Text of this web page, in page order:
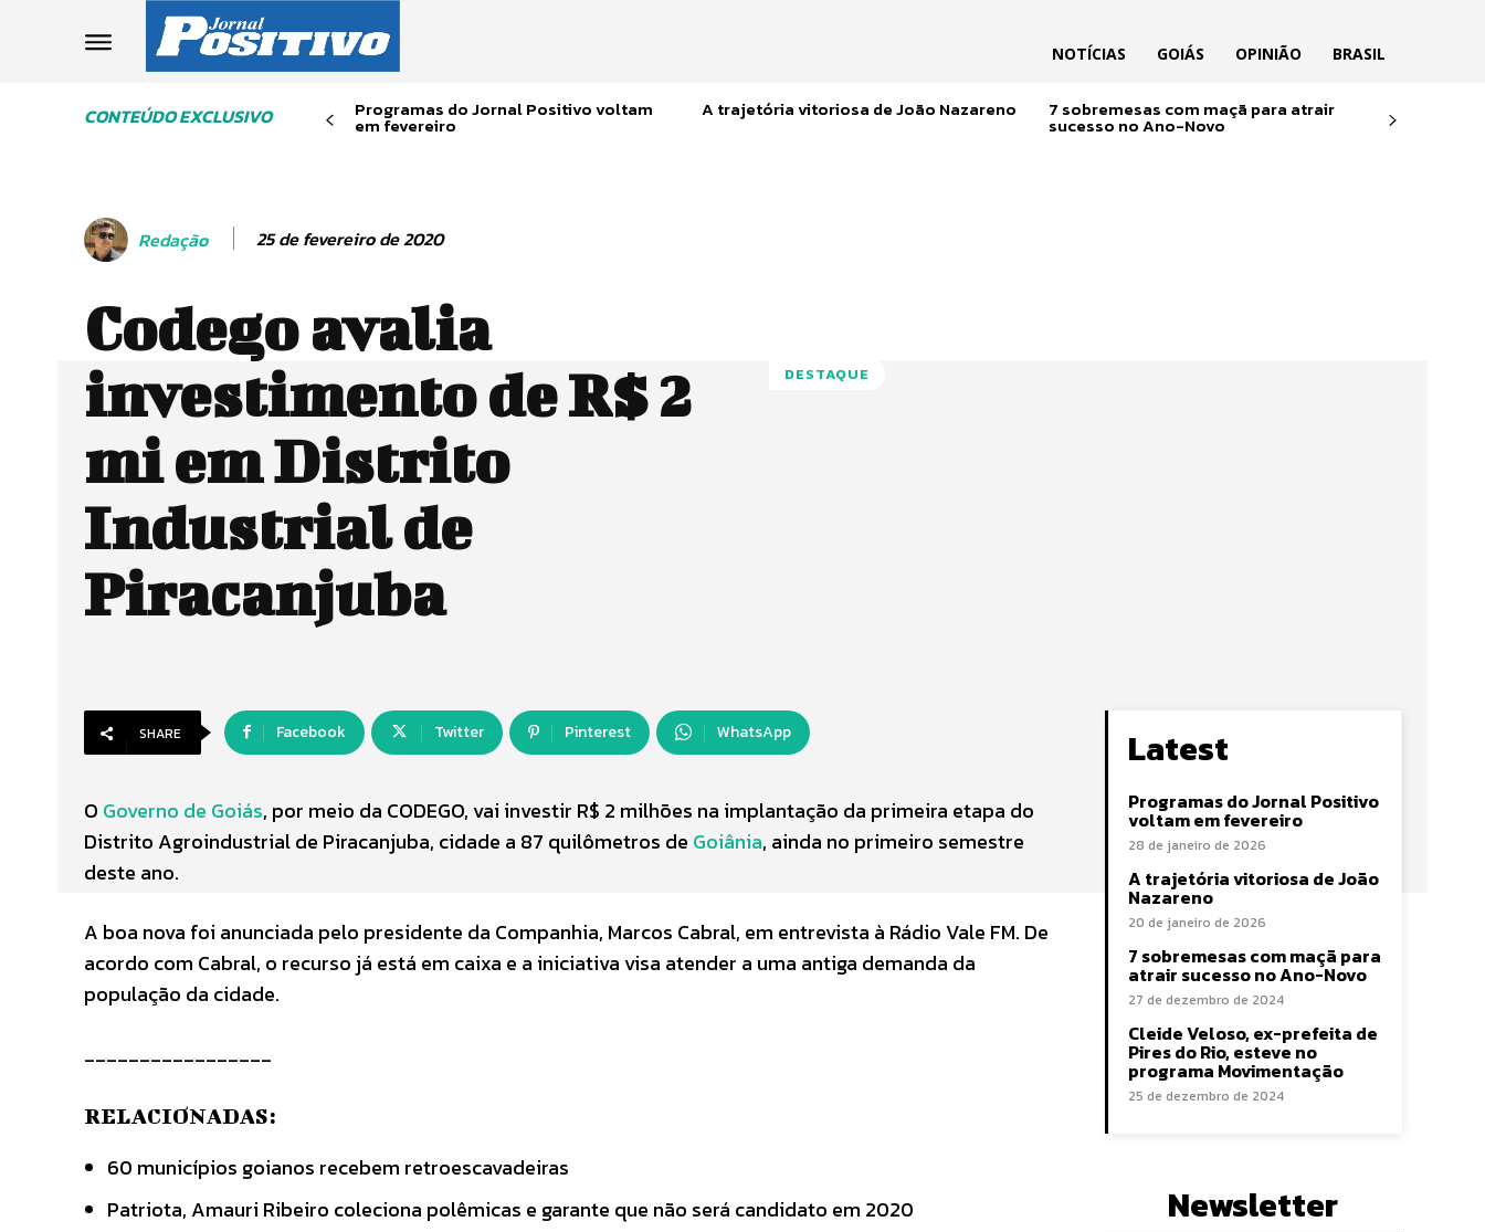
NOTÍCIAS GOIÁS OPINIÃO BRASIL
CONTEÚDO EXCLUSIVO Programas do Jornal Positivo voltam
em fevereiro
A trajetória vitoriosa de João Nazareno 7 sobremesas com maçã para atrair
sucesso no Ano-Novo
Redação 25 de fevereiro de 2020
Codego avalia
investimento de R$ 2
mi em Distrito
Industrial de
Piracanjuba
DESTAQUE
SHARE Facebook Twitter Pinterest WhatsApp
O Governo de Goiás, por meio da CODEGO, vai investir R$ 2 milhões na implantação da primeira etapa do
Distrito Agroindustrial de Piracanjuba, cidade a 87 quilômetros de Goiânia, ainda no primeiro semestre
deste ano.
A boa nova foi anunciada pelo presidente da Companhia, Marcos Cabral, em entrevista à Rádio Vale FM. De
acordo com Cabral, o recurso já está em caixa e a iniciativa visa atender a uma antiga demanda da
população da cidade.
_________________
RELACIONADAS:
60 municípios goianos recebem retroescavadeiras
Patriota, Amauri Ribeiro coleciona polêmicas e garante que não será candidato em 2020
Latest
Programas do Jornal Positivo
voltam em fevereiro
28 de janeiro de 2026
A trajetória vitoriosa de João
Nazareno
20 de janeiro de 2026
7 sobremesas com maçã para
atrair sucesso no Ano-Novo
27 de dezembro de 2024
Cleide Veloso, ex-prefeita de
Pires do Rio, esteve no
programa Movimentação
25 de dezembro de 2024
Newsletter